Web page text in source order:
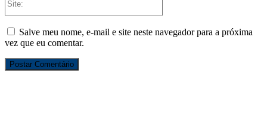
Salve meu nome, e-mail e site neste navegador para a próxima
vez que eu comentar.